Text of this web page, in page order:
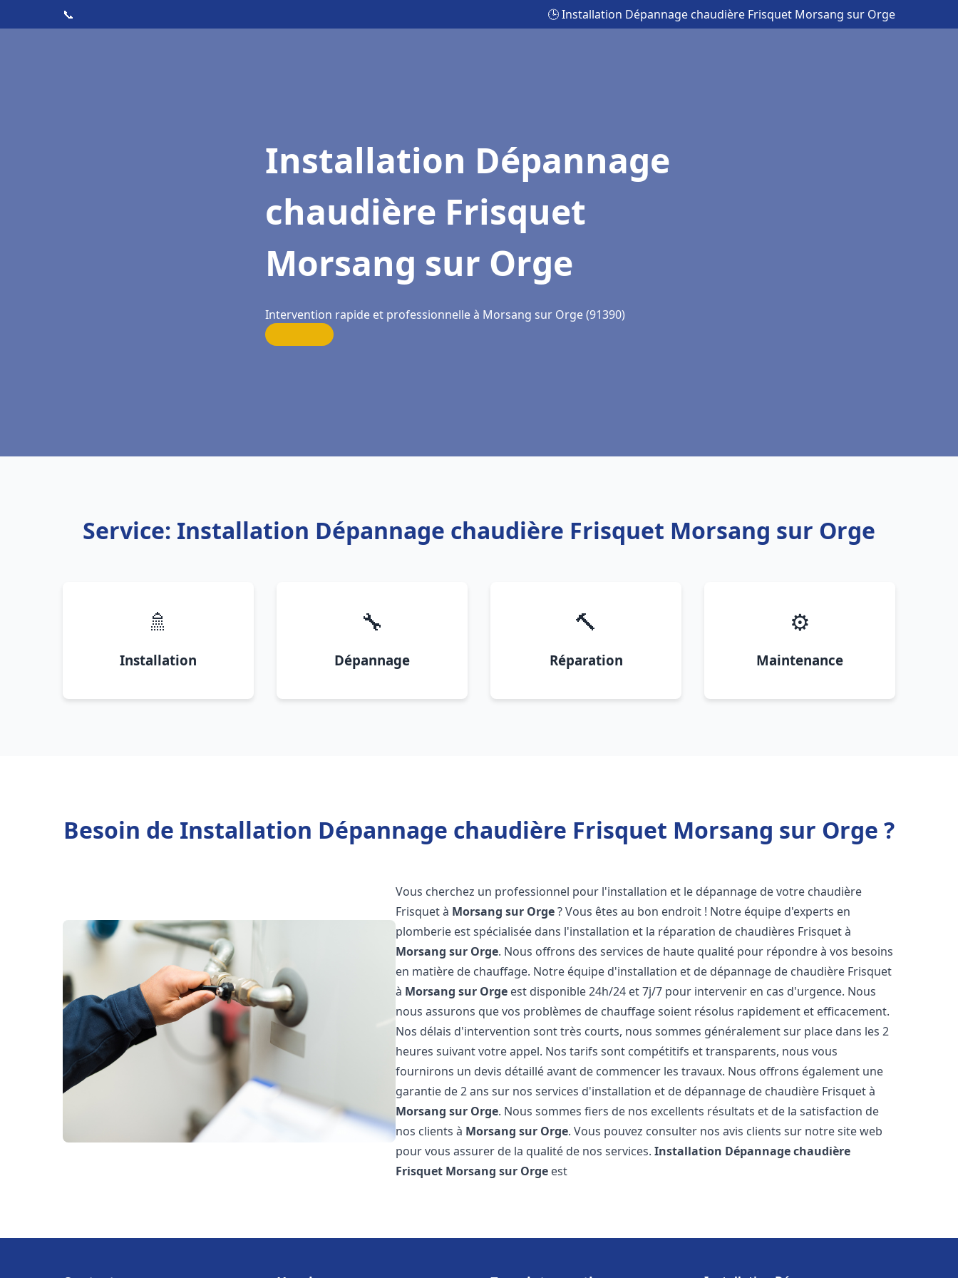
📞 🕒 Installation Dépannage chaudière Frisquet Morsang sur Orge
Installation Dépannage
chaudière Frisquet
Morsang sur Orge
Intervention rapide et professionnelle à Morsang sur Orge (91390)
Service: Installation Dépannage chaudière Frisquet Morsang sur Orge
🚿
Installation
🔧
Dépannage
🔨
Réparation
⚙️
Maintenance
Besoin de Installation Dépannage chaudière Frisquet Morsang sur Orge ?
Vous cherchez un professionnel pour l'installation et le dépannage de votre chaudière
Frisquet à Morsang sur Orge? Vous êtes au bon endroit ! Notre équipe d'experts en
plomberie est spécialisée dans l'installation et la réparation de chaudières Frisquet à
Morsang sur Orge. Nous offrons des services de haute qualité pour répondre à vos besoins
en matière de chauffage. Notre équipe d'installation et de dépannage de chaudière Frisquet
à Morsang sur Orge est disponible 24h/24 et 7j/7 pour intervenir en cas d'urgence. Nous
nous assurons que vos problèmes de chauffage soient résolus rapidement et efficacement.
Nos délais d'intervention sont très courts, nous sommes généralement sur place dans les 2
heures suivant votre appel. Nos tarifs sont compétitifs et transparents, nous vous
fournirons un devis détaillé avant de commencer les travaux. Nous offrons également une
garantie de 2 ans sur nos services d'installation et de dépannage de chaudière Frisquet à
Morsang sur Orge. Nous sommes fiers de nos excellents résultats et de la satisfaction de
nos clients à Morsang sur Orge. Vous pouvez consulter nos avis clients sur notre site web
pour vous assurer de la qualité de nos services.Installation Dépannage chaudière
Frisquet Morsang sur Orge est